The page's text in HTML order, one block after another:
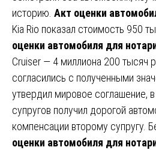
историю. Акт оценки
Kia Rio показал стоимость 950
оценки автомобиля для
Cruiser — 4 миллиона 200 тысяч
согласились с полученными
утвердил мировое соглашение,
супругов получил дорогой
компенсации второму супругу.
оценки автомобиля для